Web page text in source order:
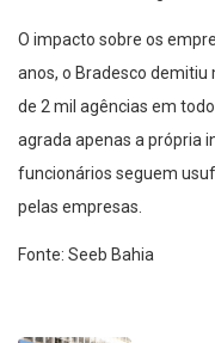
O impacto sobre os
anos, o Bradesco
de 2 mil agências em
agrada apenas a própria
funcionários seguem
pelas empresas.
Fonte: Seeb Bahia